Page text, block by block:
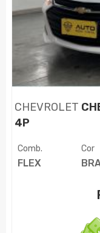
CHEVROLET
4P
Comb.
FLEX
Cor